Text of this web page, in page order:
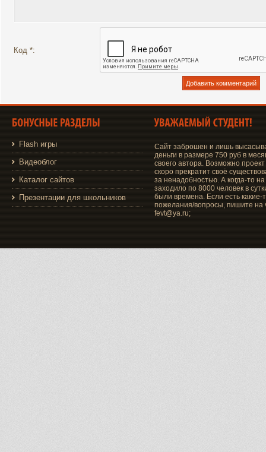
Код *:
Flash игры
Видеоблог
Каталог сайтов
Презентации для школьников
Сайт заброшен и лишь
деньги в размере 750 руб в
своего автора. Возможно проект
скоро прекратит своё
за ненадобностью. А когда-то на
заходило по 8000 человек в
были времена. Если есть какие-
пожелания/вопросы, пишите на
fevt@ya.ru;